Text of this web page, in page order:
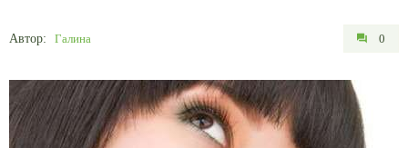
Автор: Галина 0